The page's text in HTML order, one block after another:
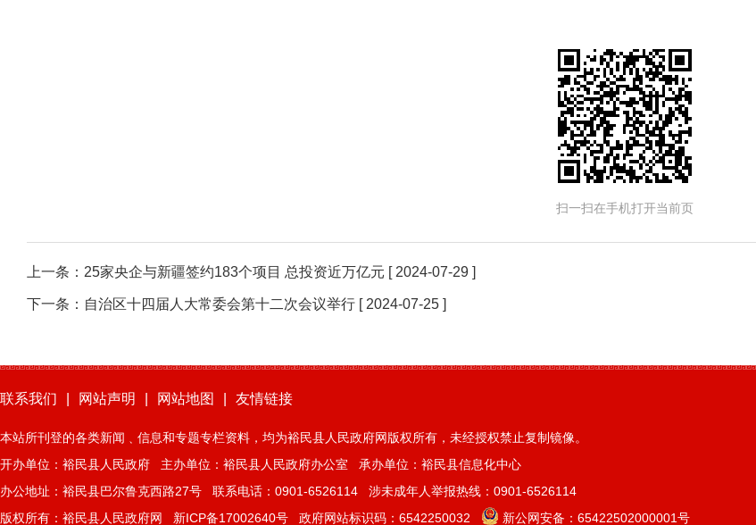
扫一扫在手机打开当前页
上一条： 25家央企与新疆签约183个项目 总投资近万亿元 [ 2024-07-29 ]
下一条： 自治区十四届人大常委会第十二次会议举行 [ 2024-07-25 ]
联系我们 网站声明 网站地图 友情链接
本站所刊登的各类新闻﹑信息和专题专栏资料，均为裕民县人民政府网版权所有，未经授权禁止复制镜像。
开办单位：裕民县人民政府 主办单位：裕民县人民政府办公室 承办单位：裕民县信息化中心
办公地址：裕民县巴尔鲁克西路27号 联系电话：0901-6526114 涉未成年人举报热线：0901-6526114
版权所有：裕民县人民政府网 新ICP备17002640号 政府网站标识码：6542250032 新公网安备： 65422502000001号